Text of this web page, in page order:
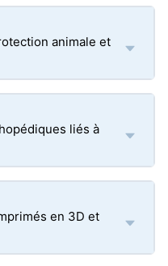
animale et
liés à
en 3D et